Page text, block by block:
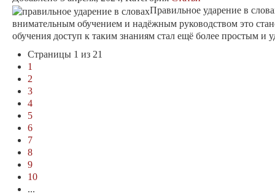
Правильное ударение в
внимательным обучением и надёжным руководством это
обучения доступ к таким знаниям стал ещё более простым и
Страницы 1 из 21
1
2
3
4
5
6
7
8
9
10
...